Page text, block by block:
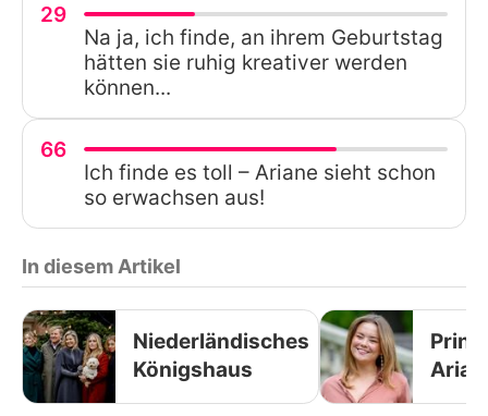
29
Na ja, ich finde, an ihrem Geburtstag
hätten sie ruhig kreativer werden
können...
66
Ich finde es toll – Ariane sieht schon
so erwachsen aus!
In diesem Artikel
Niederländisches
Königshaus